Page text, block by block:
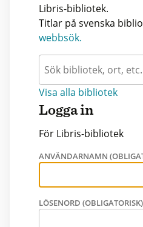
Libris-bibliotek.
Titlar på svenska
webbsök.
Visa alla bibliotek
Logga in
För Libris-bibliotek
ANVÄNDARNAMN
LÖSENORD (OBLIGATORISK)